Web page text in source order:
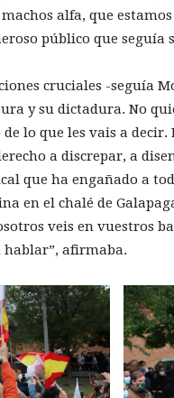
alfa, que
público que seguía
cruciales -seguía
y su dictadura. No
lo que les vais a decir.
a discrepar, a
que ha engañado a
en el chalé de
veis en vuestros
hablar”, afirmaba.